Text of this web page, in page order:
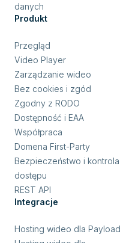
danych
Produkt
Przegląd
Video Player
Zarządzanie wideo
Bez cookies i zgód
Zgodny z RODO
Dostępność i EAA
Współpraca
Domena First-Party
Bezpieczeństwo i kontrola
dostępu
REST API
Integracje
Hosting wideo dla Payload